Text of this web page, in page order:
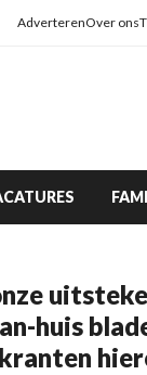
AdverterenOver ons
huis